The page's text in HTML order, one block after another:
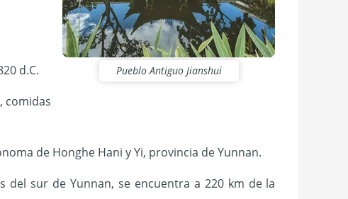
Pueblo Antiguo Jianshui
d.C.
comidas
de Honghe Hani y Yi, provincia de Yunnan.
del sur de Yunnan, se encuentra a 220 km de la